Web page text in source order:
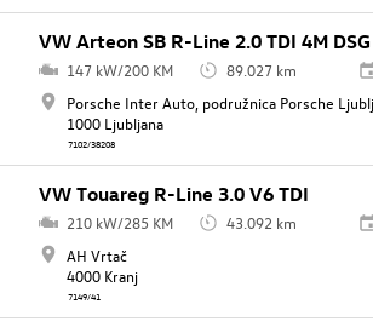
VW Arteon SB R-Line 2.0 TDI 4M DSG
147 kW/200 KM 89.027 km
Porsche Inter Auto, podružnica Porsche
1000 Ljubljana
7102/38208
VW Touareg R-Line 3.0 V6 TDI
210 kW/285 KM 43.092 km
AH Vrtač
4000 Kranj
7149/41